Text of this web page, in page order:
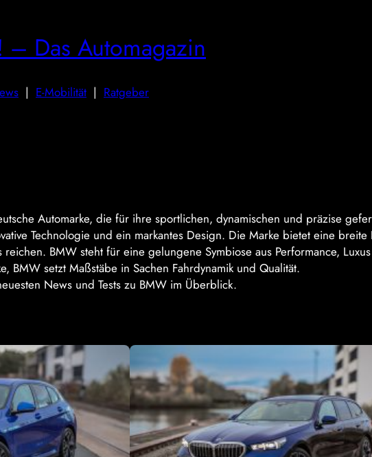
– Das Automagazin
| E-Mobilität | Ratgeber
Automarke, die für ihre sportlichen, dynamischen und präzise
Technologie und ein markantes Design. Die Marke bietet eine
BMW steht für eine gelungene Symbiose aus Performance,
BMW setzt Maßstäbe in Sachen Fahrdynamik und Qualität.
News und Tests zu BMW im Überblick.